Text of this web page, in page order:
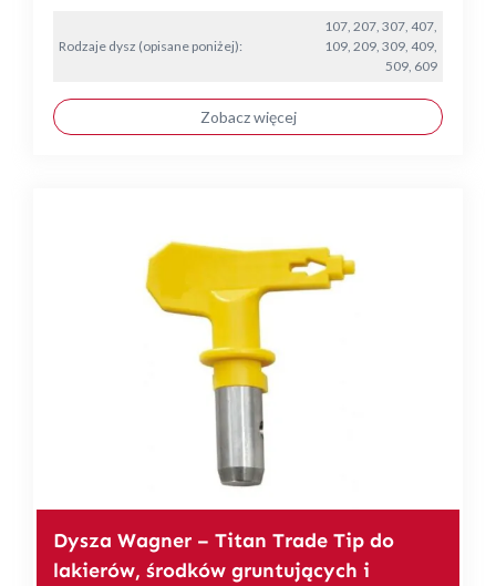
Rodzaje dysz (opisane poniżej):
107, 207, 307, 407,
109, 209, 309, 409,
509, 609
Zobacz więcej
Dysza Wagner – Titan Trade Tip do
lakierów, środków gruntujących i